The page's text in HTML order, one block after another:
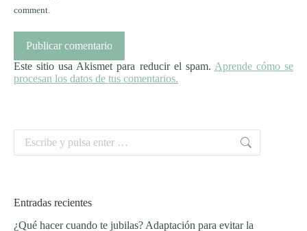
comment.
Publicar comentario
Este sitio usa Akismet para reducir el spam. Aprende cómo se
procesan los datos de tus comentarios.
Entradas recientes
¿Qué hacer cuando te jubilas? Adaptación para evitar la